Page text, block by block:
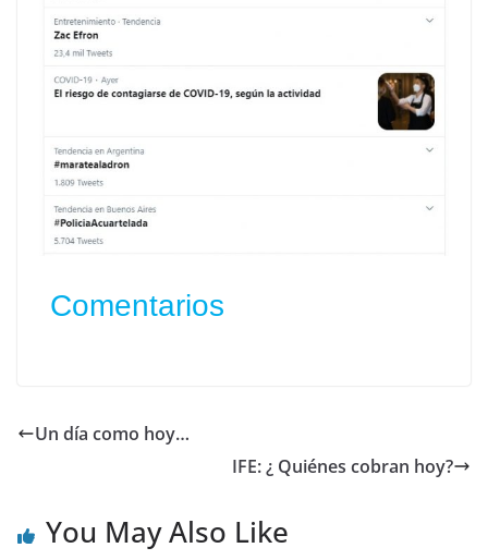
Comentarios
Un día como hoy…
IFE: ¿ Quiénes cobran hoy?
You May Also Like